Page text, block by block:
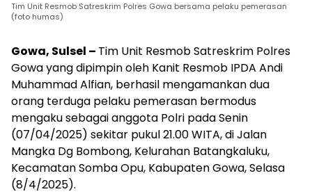
Tim Unit Resmob Satreskrim Polres Gowa bersama pelaku pemerasan
(foto humas)
Gowa, Sulsel – Tim Unit Resmob Satreskrim Polres
Gowa yang dipimpin oleh Kanit Resmob IPDA Andi
Muhammad Alfian, berhasil mengamankan dua
orang terduga pelaku pemerasan bermodus
mengaku sebagai anggota Polri pada Senin
(07/04/2025) sekitar pukul 21.00 WITA, di Jalan
Mangka Dg Bombong, Kelurahan Batangkaluku,
Kecamatan Somba Opu, Kabupaten Gowa, Selasa
(8/4/2025).